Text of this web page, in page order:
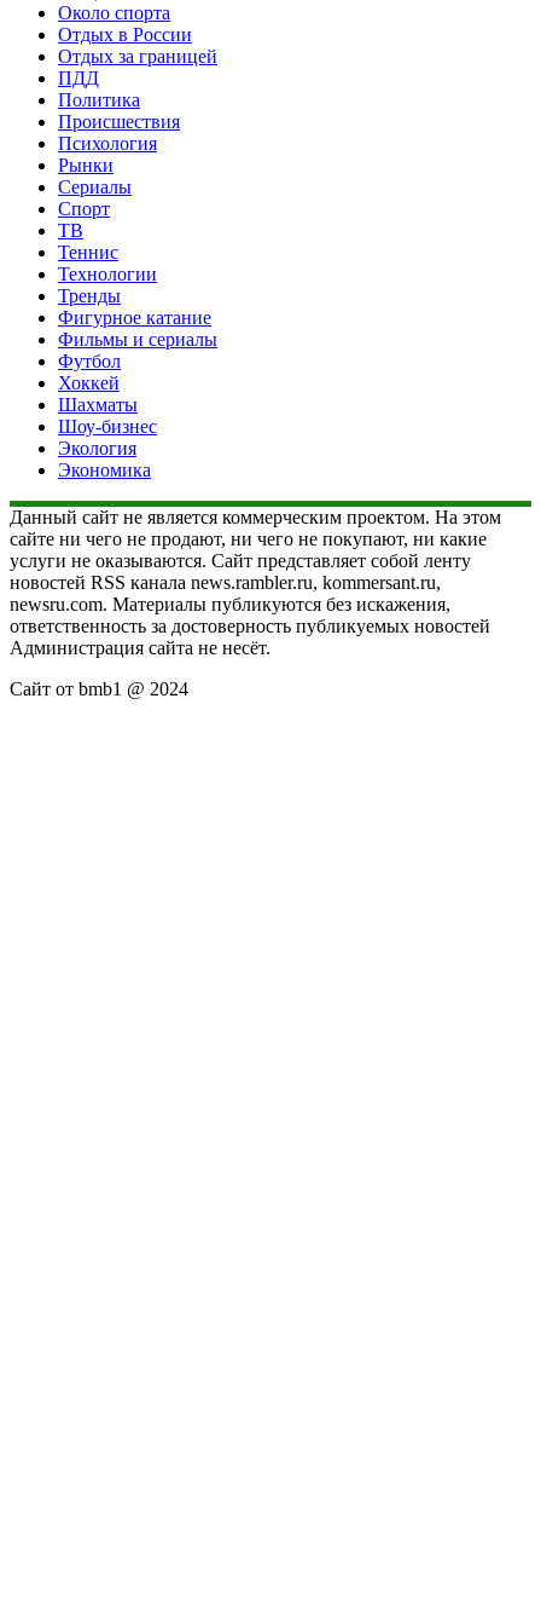
Около спорта
Отдых в России
Отдых за границей
ПДД
Политика
Происшествия
Психология
Рынки
Сериалы
Спорт
ТВ
Теннис
Технологии
Тренды
Фигурное катание
Фильмы и сериалы
Футбол
Хоккей
Шахматы
Шоу-бизнес
Экология
Экономика
Данный сайт не является коммерческим проектом. На этом
сайте ни чего не продают, ни чего не покупают, ни какие
услуги не оказываются. Сайт представляет собой ленту
новостей RSS канала news.rambler.ru, kommersant.ru,
newsru.com. Материалы публикуются без искажения,
ответственность за достоверность публикуемых новостей
Администрация сайта не несёт.
Сайт от bmb1 @ 2024